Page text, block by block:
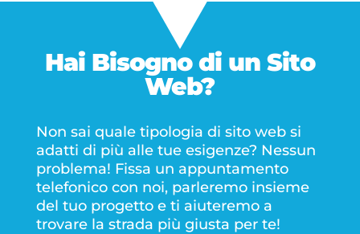
Hai Bisogno di un Sito
Web?
Non sai quale tipologia di sito web si
adatti di più alle tue esigenze? Nessun
problema! Fissa un appuntamento
telefonico con noi, parleremo insieme
del tuo progetto e ti aiuteremo a
trovare la strada più giusta per te!